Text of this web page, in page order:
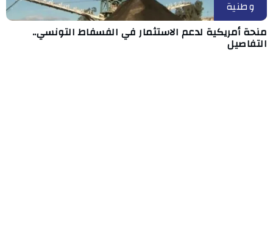
وطنية
منحة أمريكية لدعم الاستثمار في الفسفاط التونسي..
التفاصيل